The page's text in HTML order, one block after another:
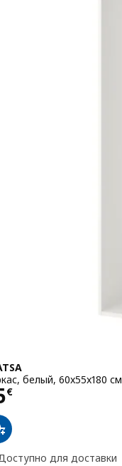
белый, 60x55x180 см
€ 55€
Доступно для доставки